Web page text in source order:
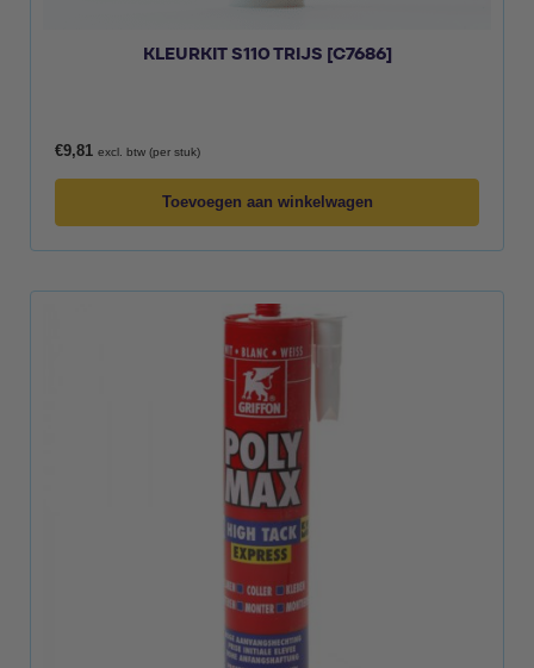
KLEURKIT S110 TRIJS [C7686]
€9,81 excl. btw (per stuk)
Toevoegen aan winkelwagen